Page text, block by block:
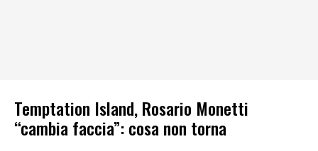
Temptation Island, Rosario Monetti
“cambia faccia”: cosa non torna